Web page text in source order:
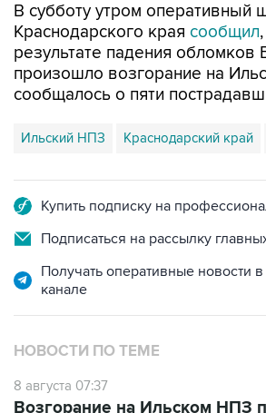
В субботу утром оперативный
Краснодарского края сообщил
результате падения
произошло возгорание на
сообщалось о пяти
Ильский НПЗ Краснодарский край
Купить подписку на
Подписаться на рассылку
Получать оперативные новости
канале
НОВОСТИ ПО ТЕМЕ
8 августа 07:37
Возгорание на Ильском НПЗ